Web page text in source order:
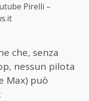
Pirelli –
che, senza
nessun pilota
Max) può